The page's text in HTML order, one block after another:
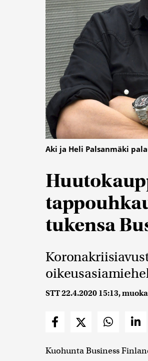
Aki ja Heli Palsanmäki
tukensa
STT22.4.2020 15:13,
Kuohunta Business